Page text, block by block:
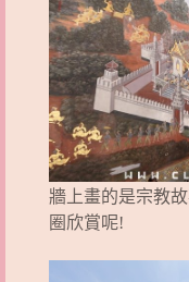
牆上畫的是宗教
圈欣賞呢!